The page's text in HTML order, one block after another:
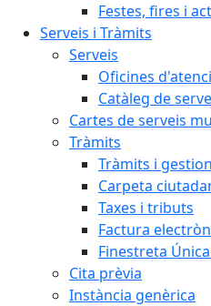
Festes, fires i
Serveis i Tràmits
Serveis
Oficines
Catàleg de
Cartes de serveis
Tràmits
Tràmits i
Carpeta
Taxes i tributs
Factura
Finestreta
Cita prèvia
Instància genèrica